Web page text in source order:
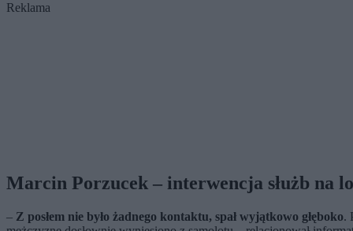
Reklama
Marcin Porzucek – interwencja służb na
– Z posłem nie było żadnego kontaktu, spał wyjątkowo głęboko.